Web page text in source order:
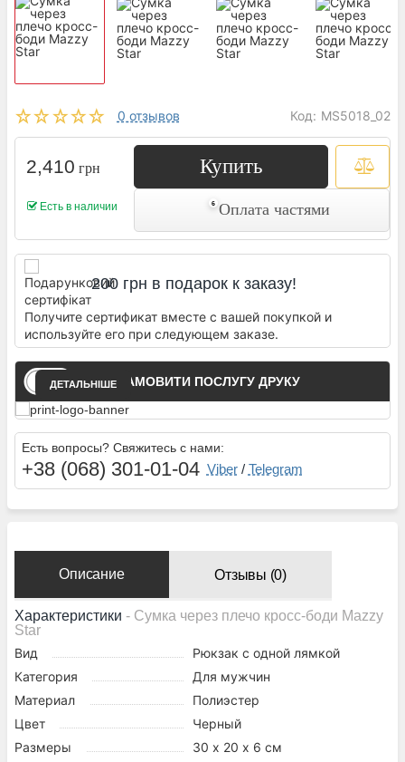
0 отзывов Код: MS5018_02
2,410 грн
Есть в наличии
Купить
Оплата частями
200 грн в подарок к заказу!
Получите сертификат вместе с вашей покупкой и
используйте его при следующем заказе.
ЗАМОВИТИ ПОСЛУГУ ДРУКУ
ДЕТАЛЬНІШЕ
Есть вопросы? Свяжитесь с нами:
+38 (068) 301-01-04 Viber/ Telegram
Описание Отзывы (0)
Характеристики - Сумка через плечо кросс-боди Mazzy
Star
Вид
Рюкзак с одной лямкой
Категория
Для мужчин
Материал
Полиэстер
Цвет
Черный
Размеры
30 х 20 х 6 см